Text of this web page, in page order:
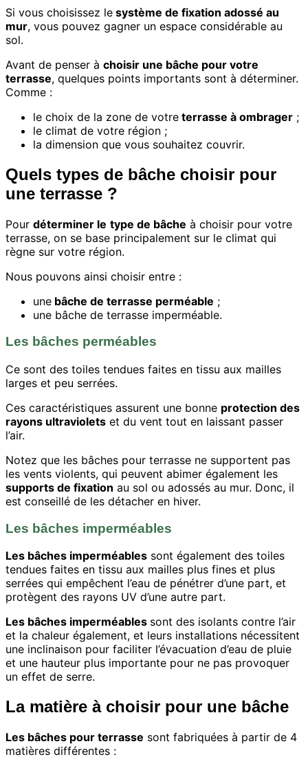
Si vous choisissez le système de fixation adossé au
mur, vous pouvez gagner un espace considérable au
sol.
Avant de penser à choisir une bâche pour votre
terrasse, quelques points importants sont à déterminer.
Comme :
le choix de la zone de votre terrasse à ombrager ;
le climat de votre région ;
la dimension que vous souhaitez couvrir.
Quels types de bâche choisir pour
une terrasse ?
Pour déterminer le type de bâche à choisir pour votre
terrasse, on se base principalement sur le climat qui
règne sur votre région.
Nous pouvons ainsi choisir entre :
une bâche de terrasse perméable ;
une bâche de terrasse imperméable.
Les bâches perméables
Ce sont des toiles tendues faites en tissu aux mailles
larges et peu serrées.
Ces caractéristiques assurent une bonne protection des
rayons ultraviolets et du vent tout en laissant passer
l’air.
Notez que les bâches pour terrasse ne supportent pas
les vents violents, qui peuvent abimer également les
supports de fixation au sol ou adossés au mur. Donc, il
est conseillé de les détacher en hiver.
Les bâches imperméables
Les bâches imperméables sont également des toiles
tendues faites en tissu aux mailles plus fines et plus
serrées qui empêchent l’eau de pénétrer d’une part, et
protègent des rayons UV d’une autre part.
Les bâches imperméables sont des isolants contre l’air
et la chaleur également, et leurs installations nécessitent
une inclinaison pour faciliter l’évacuation d’eau de pluie
et une hauteur plus importante pour ne pas provoquer
un effet de serre.
La matière à choisir pour une bâche
Les bâches pour terrasse sont fabriquées à partir de 4
matières différentes :